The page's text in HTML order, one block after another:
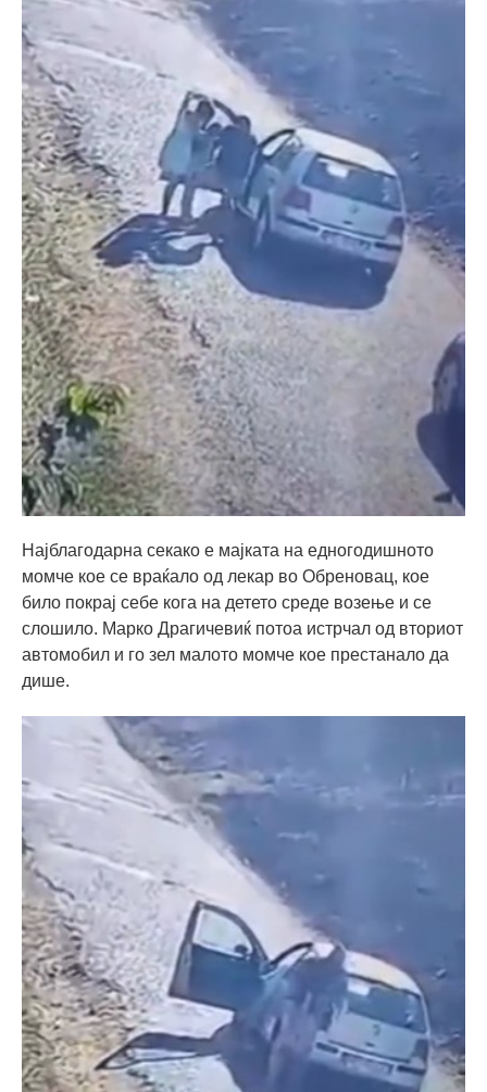
Најблагодарна секако е мајката на едногодишното
момче кое се враќало од лекар во Обреновац, кое
било покрај себе кога на детето среде возење и се
слошило. Марко Драгичевиќ потоа истрчал од вториот
автомобил и го зел малото момче кое престанало да
дише.